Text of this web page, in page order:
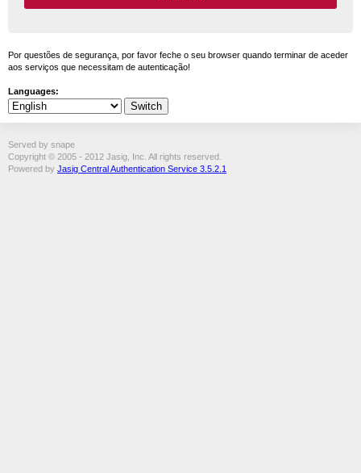
Por questões de segurança, por favor feche o seu browser quando terminar de aceder
aos serviços que necessitam de autenticação!
Languages:
Served by snape
Copyright © 2005 - 2012 Jasig, Inc. All rights reserved.
Powered by Jasig Central Authentication Service 3.5.2.1